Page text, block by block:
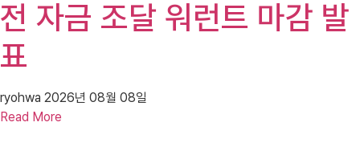
전 자금 조달 워런트 마감 발
표
ryohwa 2026년 08월 08일
Read More